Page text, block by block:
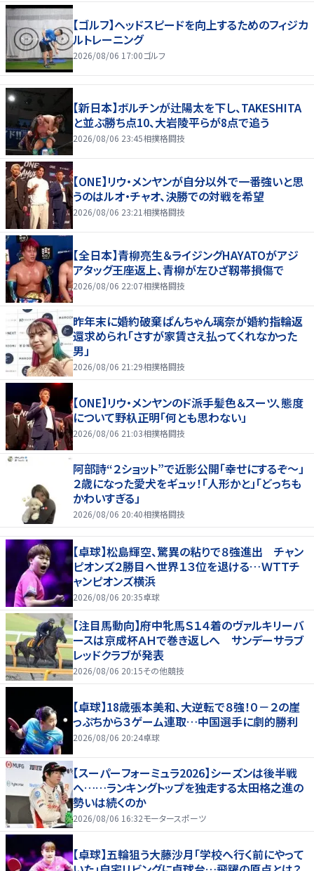
【ゴルフ】ヘッドスピードを向上するためのフィジカ
ルトレーニング
2026/08/06 17:00ゴルフ
【新日本】ボルチンが辻陽太を下し、TAKESHITA
と並ぶ勝ち点10、大岩陵平らが8点で追う
2026/08/06 23:45相撲格闘技
【ONE】リウ・メンヤンが自分以外で一番強いと思
うのはルオ・チャオ、決勝での対戦を希望
2026/08/06 23:21 相撲格闘技
【全日本】青柳亮生＆ライジングHAYATOがアジ
アタッグ王座返上、青柳が左ひざ靱帯損傷で
2026/08/06 22:07相撲格闘技
昨年末に婚約破棄ぱんちゃん璃奈が婚約指輪返
還求められ「さすが家賃さえ払ってくれなかった
男」
2026/08/06 21:29相撲格闘技
【ONE】リウ・メンヤンのド派手髪色＆スーツ、態度
について野杁正明「何とも思わない」
2026/08/06 21:03相撲格闘技
阿部詩“２ショット”で近影公開「幸せにするぞ〜」
２歳になった愛犬をギュッ！「人形かと」「どっちも
かわいすぎる」
2026/08/06 20:40相撲格闘技
【卓球】松島輝空、驚異の粘りで８強進出 チャン
ピオンズ２勝目へ世界１３位を退ける…ＷＴＴチ
ャンピオンズ横浜
2026/08/06 20:35卓球
【注目馬動向】府中牝馬Ｓ１４着のヴァルキリーバ
ースは京成杯ＡＨで巻き返しへ サンデーサラブ
レッドクラブが発表
2026/08/06 20:15その他競技
【卓球】18歳張本美和、大逆転で８強！０－２の崖
っぷちから３ゲーム連取…中国選手に劇的勝利
2026/08/06 20:24卓球
【スーパーフォーミュラ2026】シーズンは後半戦
へ……ランキングトップを独走する太田格之進の
勢いは続くのか
2026/08/06 16:32モータースポーツ
【卓球】五輪狙う大藤沙月「学校へ行く前にやって